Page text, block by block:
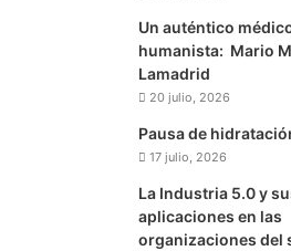
Un auténtico
humanista: Mario
Lamadrid
20 julio, 2026
Pausa de
17 julio, 2026
La Industria 5.0 y
aplicaciones en las
organizaciones del